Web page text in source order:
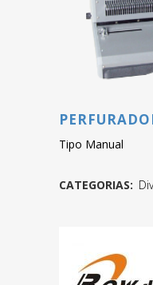
Tipo Manual
CATEGORIAS: